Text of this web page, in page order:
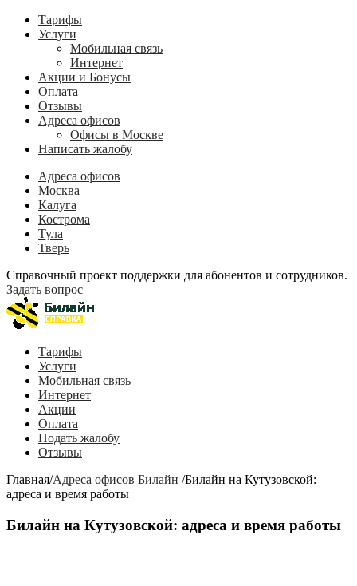
Тарифы
Услуги
Мобильная связь
Интернет
Акции и Бонусы
Оплата
Отзывы
Адреса офисов
Офисы в Москве
Написать жалобу
Адреса офисов
Москва
Калуга
Кострома
Тула
Тверь
Справочный проект поддержки для абонентов и сотрудников.
Задать вопрос
Тарифы
Услуги
Мобильная связь
Интернет
Акции
Оплата
Подать жалобу
Отзывы
Главная/Адреса офисов Билайн /Билайн на Кутузовской:
адреса и время работы
Билайн на Кутузовской: адреса и время работы